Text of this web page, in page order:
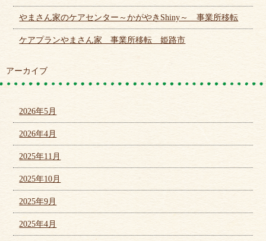
やまさん家のケアセンター～かがやきShiny～ 事業所移転
ケアプランやまさん家 事業所移転 姫路市
アーカイブ
2026年5月
2026年4月
2025年11月
2025年10月
2025年9月
2025年4月